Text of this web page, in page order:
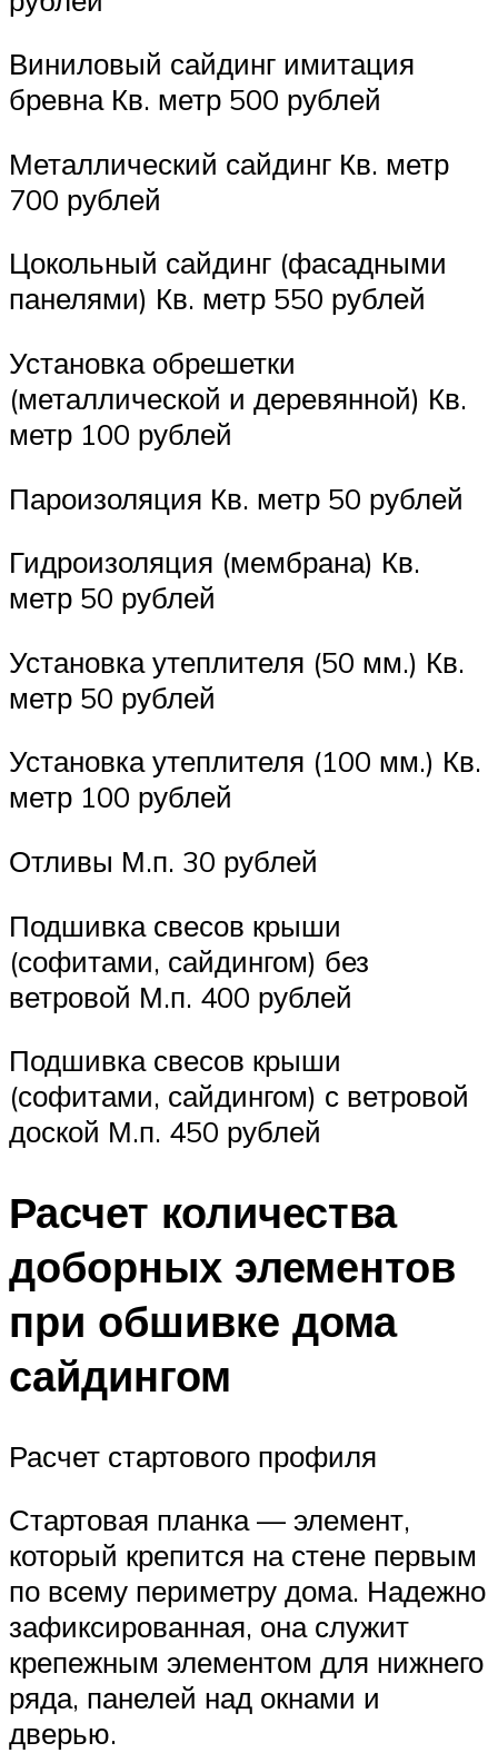
Виниловый сайдинг имитация
бревна Кв. метр 500 рублей
Металлический сайдинг Кв. метр
700 рублей
Цокольный сайдинг (фасадными
панелями) Кв. метр 550 рублей
Установка обрешетки
(металлической и деревянной) Кв.
метр 100 рублей
Пароизоляция Кв. метр 50 рублей
Гидроизоляция (мембрана) Кв.
метр 50 рублей
Установка утеплителя (50 мм.) Кв.
метр 50 рублей
Установка утеплителя (100 мм.) Кв.
метр 100 рублей
Отливы М.п. 30 рублей
Подшивка свесов крыши
(софитами, сайдингом) без
ветровой М.п. 400 рублей
Подшивка свесов крыши
(софитами, сайдингом) с ветровой
доской М.п. 450 рублей
Расчет количества
доборных элементов
при обшивке дома
сайдингом
Расчет стартового профиля
Стартовая планка — элемент,
который крепится на стене первым
по всему периметру дома. Надежно
зафиксированная, она служит
крепежным элементом для нижнего
ряда, панелей над окнами и
дверью.